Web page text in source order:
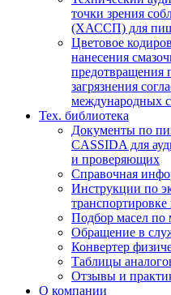
точки зрения
(ХАССП) для
Цветовое
нанесения
предотвращения
загрязнения
международных
Тех. библиотека
Документы по
CASSIDA для
и проверяющих
Справочная
Инструкции по
Подбор масел по
Обращение в
Конвертер
Таблицы
Отзывы и
О компании